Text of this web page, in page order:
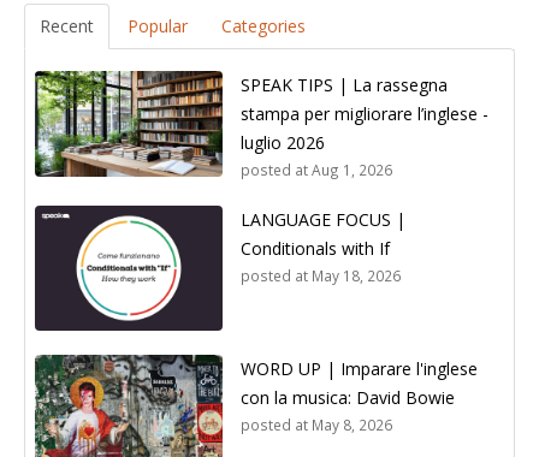
Recent Popular Categories
SPEAK TIPS | La rassegna
stampa per migliorare l’inglese -
luglio 2026
posted atAug 1, 2026
LANGUAGE FOCUS |
Conditionals with If
posted at May 18, 2026
WORD UP | Imparare l'inglese
con la musica: David Bowie
posted at May 8, 2026